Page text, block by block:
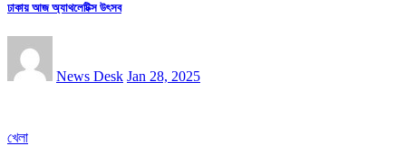
ঢাকায় আজ অ্যাথলেটিক্স উৎসব
News Desk Jan 28, 2025
খেলা